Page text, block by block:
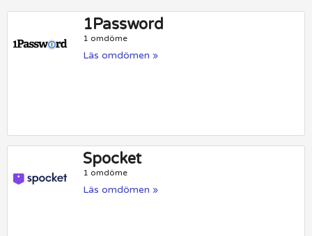
1Password
1 omdöme
Läs omdömen »
Spocket
1 omdöme
Läs omdömen »